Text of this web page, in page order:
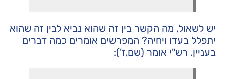
יש לשאול, מה הקשר בין זה שהוא נביא לבין זה שהוא
יתפלל בעדו ויחיה? המפרשים אומרים כמה דברים
בעניין. רש"י אומר (שם,ז'):